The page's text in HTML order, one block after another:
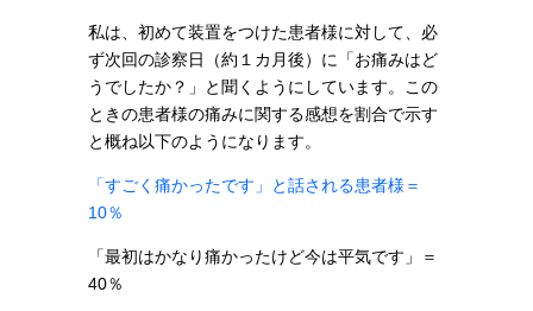
私は、初めて装置をつけた患者様に対して、必
ず次回の診察日（約１カ月後）に「お痛みはど
うでしたか？」と聞くようにしています。この
ときの患者様の痛みに関する感想を割合で示す
と概ね以下のようになります。
「すごく痛かったです」と話される患者様＝
10％
「最初はかなり痛かったけど今は平気です」＝
40％